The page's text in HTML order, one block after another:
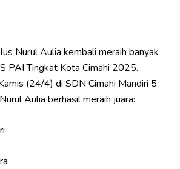
Nurul Aulia kembali meraih banyak
PAI Tingkat Kota Cimahi 2025.
(24/4) di SDN Cimahi Mandiri 5
Aulia berhasil meraih juara: